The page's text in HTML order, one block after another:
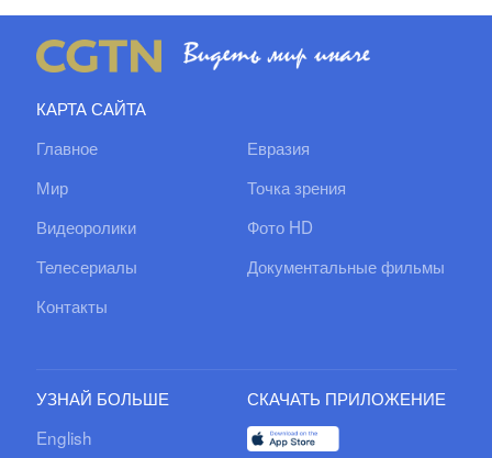
КАРТА САЙТА
Главное
Евразия
Мир
Точка зрения
Видеоролики
Фото HD
Телесериалы
Документальные фильмы
Контакты
УЗНАЙ БОЛЬШЕ
English
СКАЧАТЬ ПРИЛОЖЕНИЕ